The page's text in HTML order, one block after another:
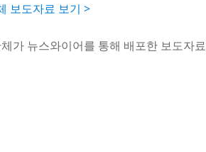
보도자료 보기 >
체가 뉴스와이어를 통해 배포한 보도자